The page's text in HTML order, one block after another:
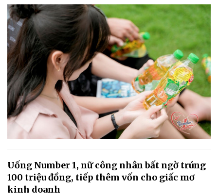
Uống Number 1, nữ công nhân bất ngờ trúng
100 triệu đồng, tiếp thêm vốn cho giấc mơ
kinh doanh